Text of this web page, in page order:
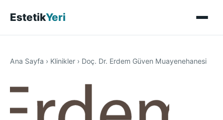
EstetikYeri
Ana Sayfa › Klinikler › Doç. Dr. Erdem Güven Muayenehanesi